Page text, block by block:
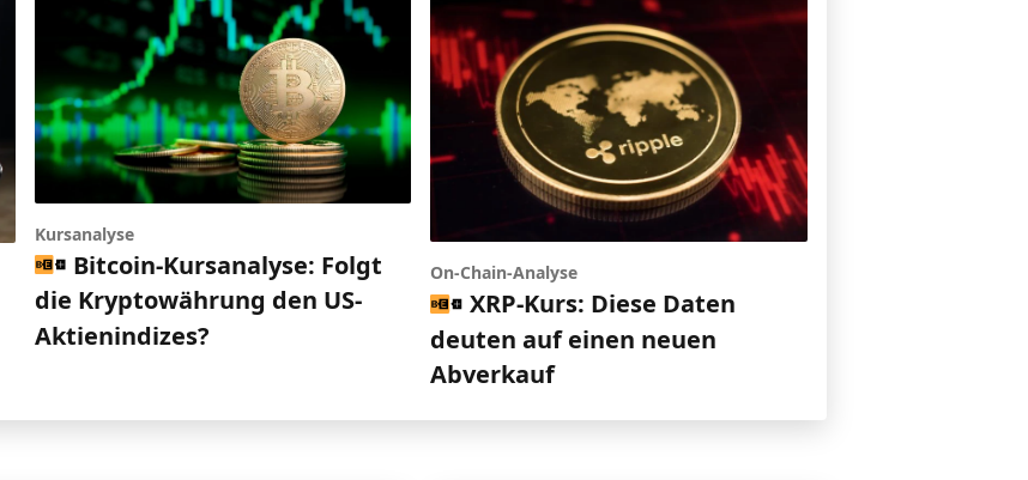
Kursanalyse
Bitcoin-Kursanalyse: Folgt
die Kryptowährung den US-
Aktienindizes?
On-Chain-Analyse
XRP-Kurs: Diese Daten
deuten auf einen neuen
Abverkauf